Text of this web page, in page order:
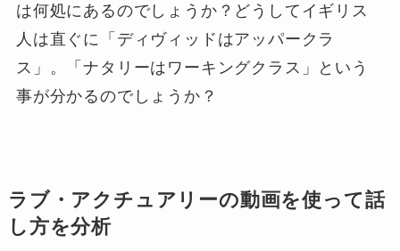
は何処にあるのでしょうか？どうしてイギリス
人は直ぐに「ディヴィッドはアッパークラ
ス」。「ナタリーはワーキングクラス」という
事が分かるのでしょうか？
ラブ・アクチュアリーの動画を使って話
し方を分析